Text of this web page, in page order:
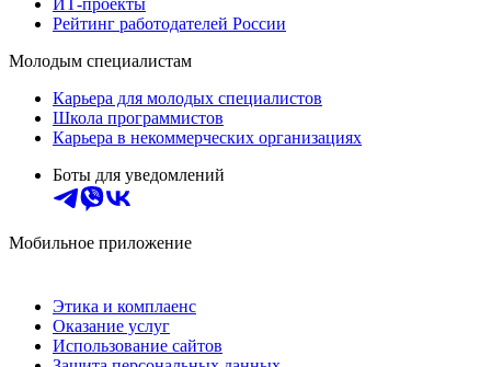
ИТ-проекты
Рейтинг работодателей России
Молодым специалистам
Карьера для молодых специалистов
Школа программистов
Карьера в некоммерческих организациях
Боты для уведомлений
Мобильное приложение
Этика и комплаенс
Оказание услуг
Использование сайтов